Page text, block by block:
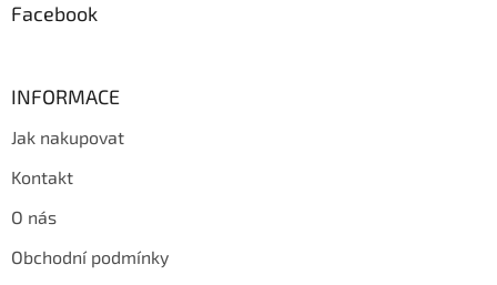
Facebook
INFORMACE
Jak nakupovat
Kontakt
O nás
Obchodní podmínky